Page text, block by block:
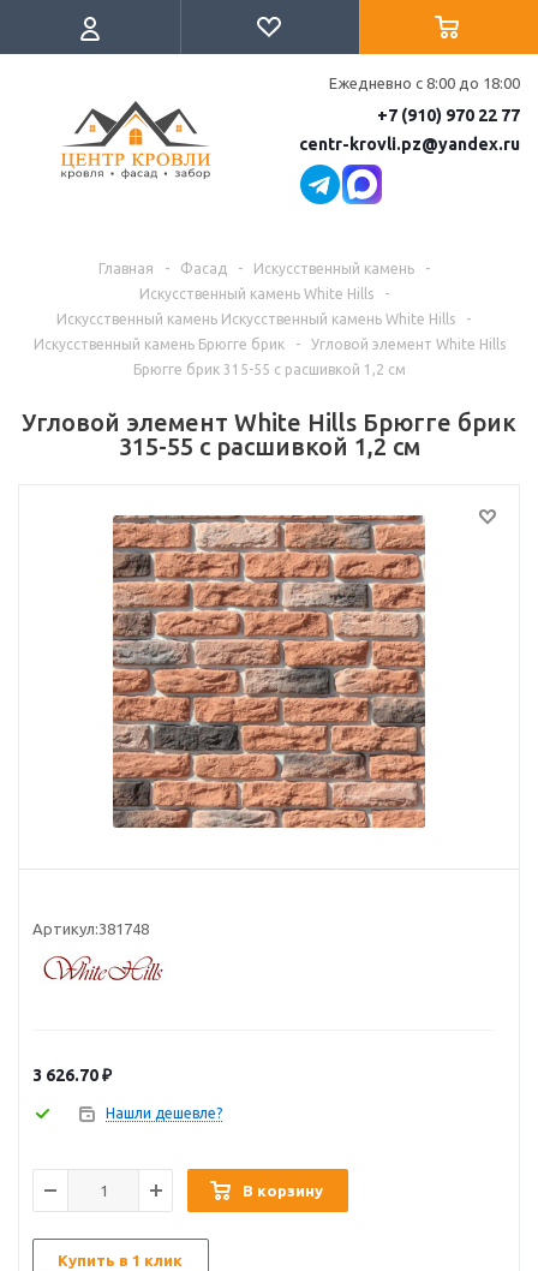
Ежедневно с 8:00 до 18:00
+7 (910) 970 22 77
centr-krovli.pz@yandex.ru
Главная - Фасад - Искусственный камень
-
Искусственный камень White Hills
-
Искусственный камень Искусственный камень White Hills
-
Искусственный камень Брюгге брик
-
Угловой элемент White Hills
Брюгге брик 315-55 с расшивкой 1,2 см
Угловой элемент White Hills Брюгге брик
315-55 с расшивкой 1,2 см
Артикул:381748
3 626.70₽
Нашли дешевле?
В корзину
Купить в 1 клик